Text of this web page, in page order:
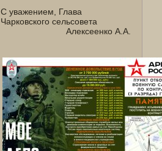
С уважением, Глава
Чарковского сельсовета
Алексеенко А.А.